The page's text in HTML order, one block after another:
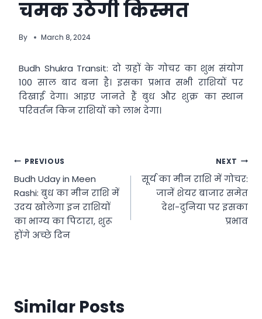
चमक उठेगी किस्मत
By March 8, 2024
Budh Shukra Transit: दो ग्रहों के गोचर का शुभ संयोग
100 साल बाद बना है। इसका प्रभाव सभी राशियों पर
दिखाई देगा। आइए जानते हैं बुध और शुक्र का स्थान
परिवर्तन किन राशियों को लाभ देगा।
Post
navigation
PREVIOUS
Budh Uday in Meen
Rashi: बुध का मीन राशि में
उदय खोलेगा इन राशियों
का भाग्य का पिटारा, शुरू
होंगे अच्छे दिन
NEXT
सूर्य का मीन राशि में गोचर:
जानें शेयर बाजार समेत
देश-दुनिया पर इसका
प्रभाव
Similar Posts